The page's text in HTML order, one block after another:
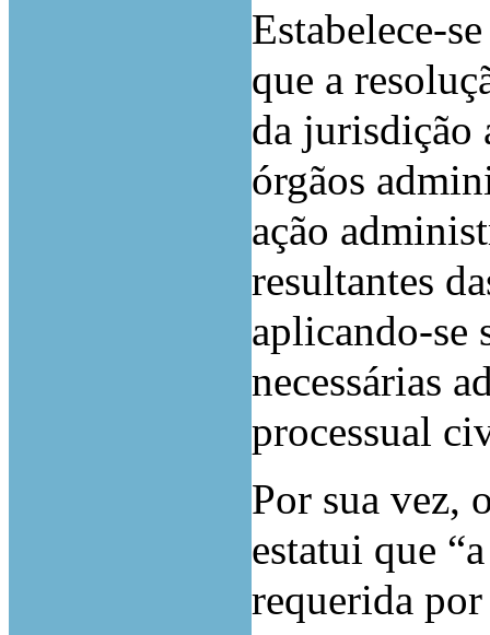
Estabelece-
que a
da jurisdição
órgãos
ação
resultantes
aplicando-se
necessárias
processual
Por sua vez,
estatui que
requerida